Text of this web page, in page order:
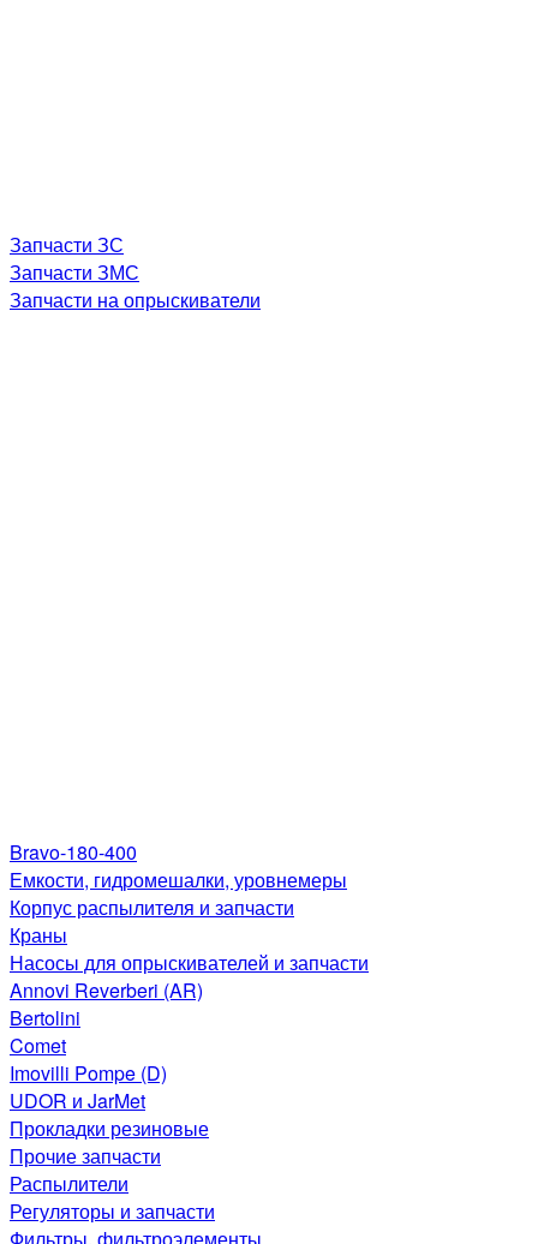
Запчасти ЗС
Запчасти ЗМС
Запчасти на опрыскиватели
Bravo-180-400
Емкости, гидромешалки, уровнемеры
Корпус распылителя и запчасти
Краны
Насосы для опрыскивателей и запчасти
Annovi Reverberi (AR)
Bertolini
Comet
Imovilli Pompe (D)
UDOR и JarMet
Прокладки резиновые
Прочие запчасти
Распылители
Регуляторы и запчасти